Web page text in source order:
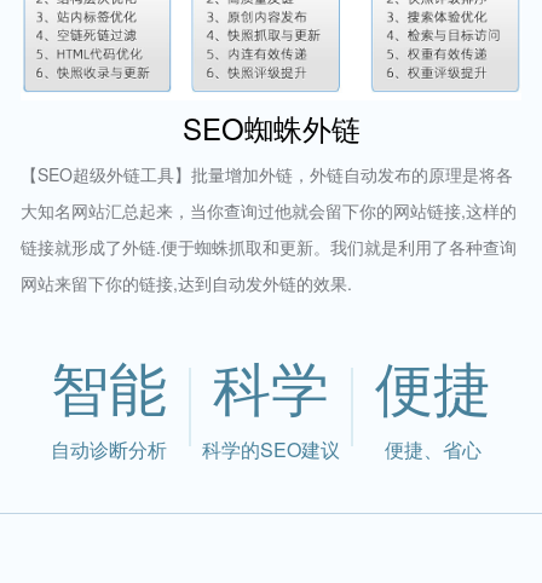
SEO蜘蛛外链
【SEO超级外链工具】批量增加外链，外链自动发布的原理是将各
大知名网站汇总起来，当你查询过他就会留下你的网站链接,这样的
链接就形成了外链.便于蜘蛛抓取和更新。我们就是利用了各种查询
网站来留下你的链接,达到自动发外链的效果.
智能
自动诊断分析
科学
科学的SEO建议
便捷
便捷、省心